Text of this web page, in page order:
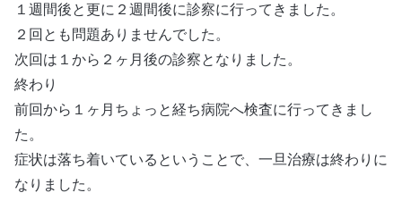
１週間後と更に２週間後に診察に行ってきました。
２回とも問題ありませんでした。
次回は１から２ヶ月後の診察となりました。
終わり
前回から１ヶ月ちょっと経ち病院へ検査に行ってきまし
た。
症状は落ち着いているということで、一旦治療は終わりに
なりました。